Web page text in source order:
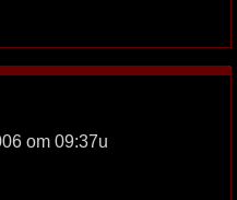
om 09:37u